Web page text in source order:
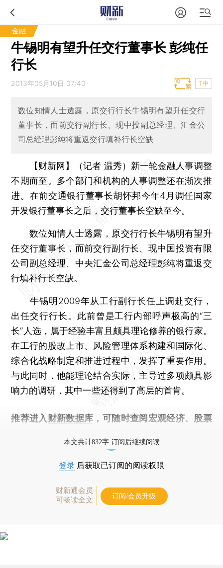
金融
牛锡明有望升任交行董事长 彭纯任
行长
2013年05月10日 07:40 T中
数位知情人士透露，原交行行长牛锡明有望升任交行
董事长，而前交行副行长、现中投副总经理、汇金公
司总经理彭纯将重返交行填补行长空缺
【财新网】（记者 温秀） 新一轮金融人事调整
不期而至。多个部门和机构的人事调整还在渐次推
进。在前交通银行董事长胡怀邦今年4月调任国家
开发银行董事长之后，交行董事长空缺至今。
数位知情人士透露，原交行行长牛锡明有望升
任交行董事长，而前交行副行长、现中国投资有限
公司副总经理、中央汇金公司总经理彭纯将重返交
行填补行长空缺。
牛锡明2009年从工行副行长任上调赴交行，
出任交行行长。此前曾是工行内部呼声极高的“三
长”人选，属于经验丰富且颇具理论修养的银行家。
在工行的股改上市、风险管理体系构建和国际化、
综合化战略制定和推进过程中，发挥了重要作用。
与此同时，他能理论结合实际，主导过多项颇具影
响力的调研，其中一些还得到了高层的首肯。
推荐进入 财新数据库 ，可随时查阅宏观经济、股票
本文共计832字 订阅后继续阅读
登录 后获取已订阅的阅读权限
财新通会员
可畅读全文
订阅/会员升级